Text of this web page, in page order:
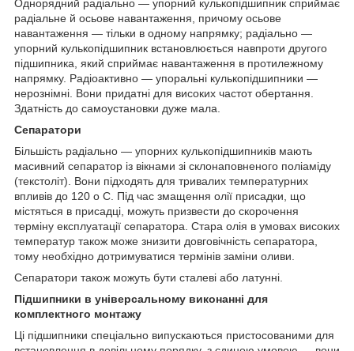
Однорядний радіально — упорний кулькопідшипник сприймає
радіальне й осьове навантаження, причому осьове
навантаження — тільки в одному напрямку; радіально —
упорний кулькопідшипник встановлюється навпроти другого
підшипника, який сприймає навантаження в протилежному
напрямку. Радіоактивно — упоральні кулькопідшипники —
нерознімні. Вони придатні для високих частот обертання.
Здатність до самоустановки дуже мала.
Сепаратори
Більшість радіально — упорних кулькопідшипників мають
масивний сепаратор із вікнами зі склонаповненого поліаміду
(текстоліт). Вони підходять для тривалих температурних
впливів до 120 о С. Під час змащення олії присадки, що
містяться в присадці, можуть призвести до скорочення
терміну експлуатації сепаратора. Стара олія в умовах високих
температур також може знизити довговічність сепаратора,
тому необхідно дотримуватися термінів заміни оливи.
Сепаратори також можуть бути сталеві або латунні.
Підшипники в універсальному виконанні для
комплектного монтажу
Ці підшипники спеціально випускаються пристосованими для